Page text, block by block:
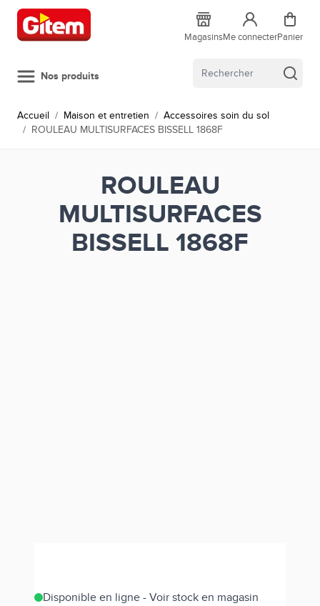
Allez au contenu
MagasinsMe connecterPanier
Nos produits
Accueil / Maison et entretien / Accessoires soin du sol
/ ROULEAU MULTISURFACES BISSELL 1868F
ROULEAU
MULTISURFACES
BISSELL 1868F
Disponible en ligne - Voir stock en magasin